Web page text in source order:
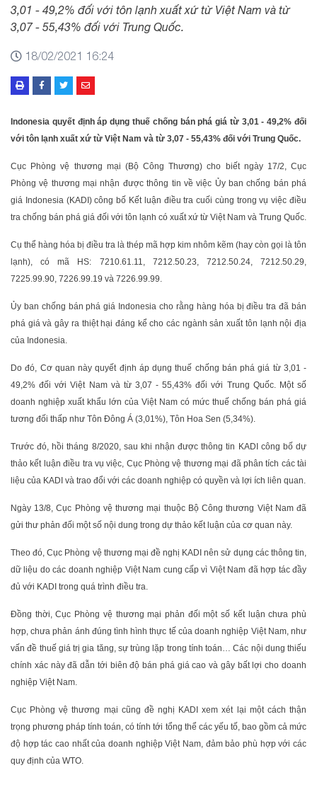
3,01 - 49,2% đối với tôn lạnh xuất xứ từ Việt Nam và từ
3,07 - 55,43% đối với Trung Quốc.
18/02/2021 16:24
Indonesia quyết định áp dụng thuế chống bán phá giá từ 3,01 - 49,2% đối
với tôn lạnh xuất xứ từ Việt Nam và từ 3,07 - 55,43% đối với Trung Quốc.
Cục Phòng vệ thương mại (Bộ Công Thương) cho biết ngày 17/2, Cục
Phòng vệ thương mại nhận được thông tin về việc Ủy ban chống bán phá
giá Indonesia (KADI) công bố Kết luận điều tra cuối cùng trong vụ việc điều
tra chống bán phá giá đối với tôn lạnh có xuất xứ từ Việt Nam và Trung Quốc.
Cụ thể hàng hóa bị điều tra là thép mã hợp kim nhôm kẽm (hay còn gọi là tôn
lạnh), có mã HS: 7210.61.11, 7212.50.23, 7212.50.24, 7212.50.29,
7225.99.90, 7226.99.19 và 7226.99.99.
Ủy ban chống bán phá giá Indonesia cho rằng hàng hóa bị điều tra đã bán
phá giá và gây ra thiệt hại đáng kể cho các ngành sản xuất tôn lạnh nội địa
của Indonesia.
Do đó, Cơ quan này quyết định áp dụng thuế chống bán phá giá từ 3,01 -
49,2% đối với Việt Nam và từ 3,07 - 55,43% đối với Trung Quốc. Một số
doanh nghiệp xuất khẩu lớn của Việt Nam có mức thuế chống bán phá giá
tương đối thấp như Tôn Đông Á (3,01%), Tôn Hoa Sen (5,34%).
Trước đó, hồi tháng 8/2020, sau khi nhận được thông tin KADI công bố dự
thảo kết luận điều tra vụ việc, Cục Phòng vệ thương mại đã phân tích các tài
liệu của KADI và trao đổi với các doanh nghiệp có quyền và lợi ích liên quan.
Ngày 13/8, Cục Phòng vệ thương mại thuộc Bộ Công thương Việt Nam đã
gửi thư phản đối một số nội dung trong dự thảo kết luận của cơ quan này.
Theo đó, Cục Phòng vệ thương mại đề nghị KADI nên sử dụng các thông tin,
dữ liệu do các doanh nghiệp Việt Nam cung cấp vì Việt Nam đã hợp tác đầy
đủ với KADI trong quá trình điều tra.
Đồng thời, Cục Phòng vệ thương mại phản đối một số kết luận chưa phù
hợp, chưa phản ánh đúng tình hình thực tế của doanh nghiệp Việt Nam, như
vấn đề thuế giá trị gia tăng, sự trùng lặp trong tính toán… Các nội dung thiếu
chính xác này đã dẫn tới biên độ bán phá giá cao và gây bất lợi cho doanh
nghiệp Việt Nam.
Cục Phòng vệ thương mại cũng đề nghị KADI xem xét lại một cách thận
trọng phương pháp tính toán, có tính tới tổng thể các yếu tố, bao gồm cả mức
độ hợp tác cao nhất của doanh nghiệp Việt Nam, đảm bảo phù hợp với các
quy định của WTO.